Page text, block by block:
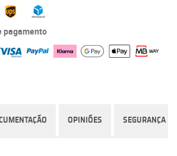
pagamento
OPINIÕES SEGURANÇA